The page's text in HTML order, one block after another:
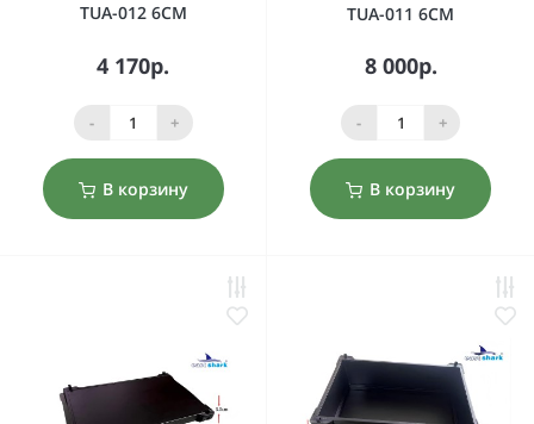
TUA-012 6CM
4 170р.
- +
В корзину
TUA-011 6CM
8 000р.
- +
В корзину